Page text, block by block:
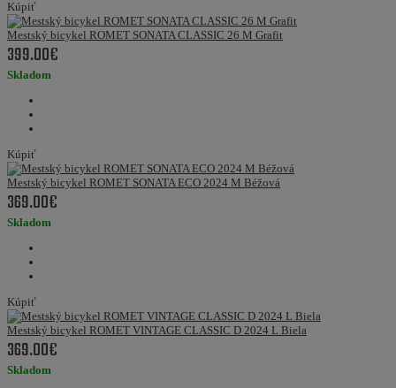
Kúpiť
Mestský bicykel ROMET SONATA CLASSIC 26 M Grafit
399.00€
Skladom
Kúpiť
Mestský bicykel ROMET SONATA ECO 2024 M Béžová
369.00€
Skladom
Kúpiť
Mestský bicykel ROMET VINTAGE CLASSIC D 2024 L Biela
369.00€
Skladom